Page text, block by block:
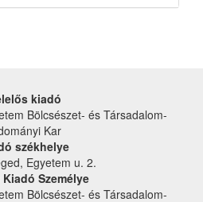
kiadó
Bölcsészet- és Társadalom­
Kar
székhelye
Egyetem u. 2.
Személye
Bölcsészet- és Társadalom­